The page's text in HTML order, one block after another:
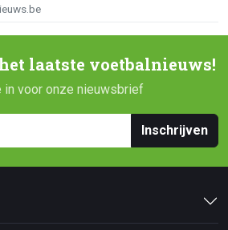
laatste voetbalnieuws!
in voor onze nieuwsbrief
Inschrijven